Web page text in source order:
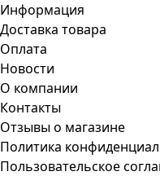
Информация
Доставка товара
Оплата
Новости
О компании
Контакты
Отзывы о магазине
Политика
Пользовательское